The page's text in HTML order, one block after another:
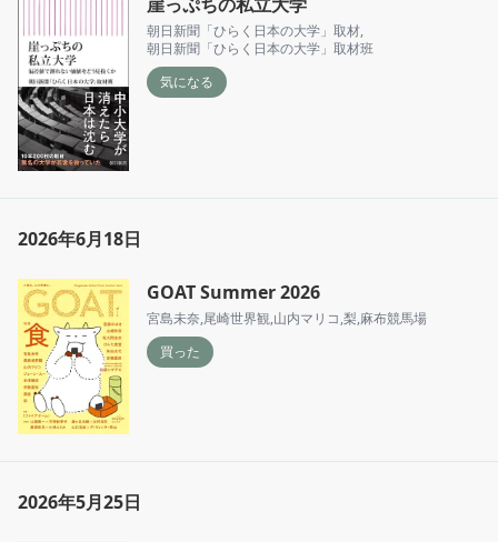
朝日新聞「ひらく日本の大学」取材,
朝日新聞「ひらく日本の大学」取材班
気になる
2026年6月18日
GOAT Summer 2026
宮島未奈,尾崎世界観,山内マリコ,梨,麻布競馬場
買った
2026年5月25日